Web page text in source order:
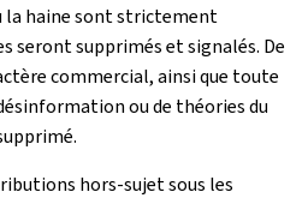
la haine sont strictement
seront supprimés et signalés. De
commercial, ainsi que toute
ou de théories du
hors-sujet sous les